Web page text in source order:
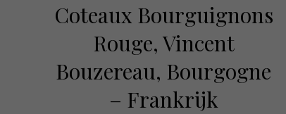
Coteaux Bourguignons
Rouge, Vincent
Bouzereau, Bourgogne
– Frankrijk